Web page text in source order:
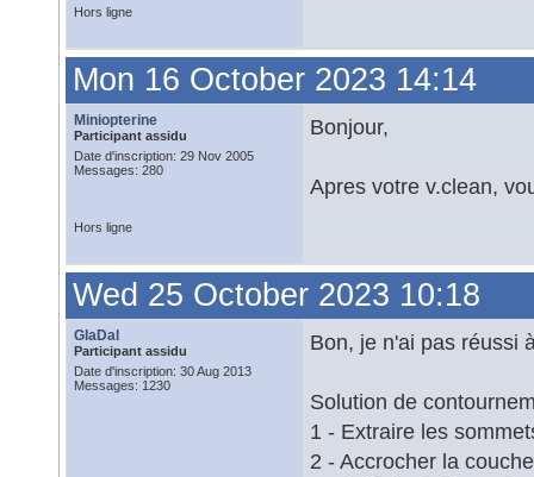
Hors ligne
Mon 16 October 2023 14:14
Miniopterine
Participant assidu
Date d'inscription: 29 Nov 2005
Messages: 280
Bonjour,
Apres votre v.clean,
Hors ligne
Wed 25 October 2023 10:18
GlaDal
Participant assidu
Date d'inscription: 30 Aug 2013
Messages: 1230
Bon, je n'ai pas réussi
Solution de
1 - Extraire les
2 - Accrocher la